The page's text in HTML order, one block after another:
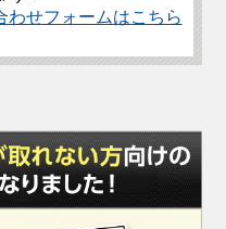
わせフォームはこちら